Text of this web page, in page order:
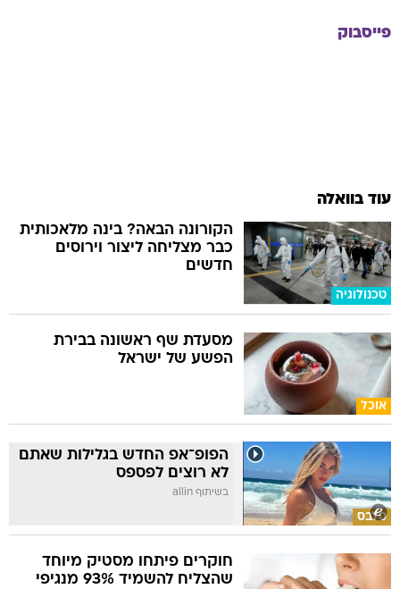
פייסבוק
עוד בוואלה
טכנולוגיה
הקורונה הבאה? בינה מלאכותית
כבר מצליחה ליצור וירוסים
חדשים
אוכל
מסעדת שף ראשונה בבירת
הפשע של ישראל
סלבס
הפופ־אפ החדש בגלילות שאתם
לא רוצים לפספס
בשיתוף allin
חוקרים פיתחו מסטיק מיוחד
שהצליח להשמיד 93% מנגיפי